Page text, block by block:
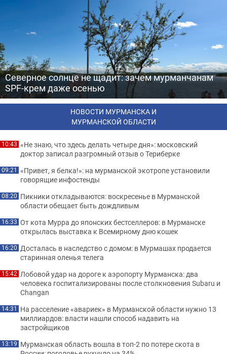
Северное солнце не щадит: зачем мурманчанам
SPF-крем даже осенью
НОВОСТИ МУРМАНСКА И
МУРМАНСКОЙ ОБЛАСТИ
10:43 «Не знаю, что здесь делать четыре дня»: московский
доктор записал разгромный отзыв о Териберке
09:21 «Привет, я белка!»: на мурманской экотропе установили
говорящие инфостенды
08:20 Пикники откладываются: воскресенье в Мурманской
области обещает быть дождливым
16:33 От кота Мурра до японских бестселлеров: в Мурманске
открылась выставка к Всемирному дню кошек
16:20 Досталась в наследство с домом: в Мурмашах продается
старинная оленья телега
15:42 Лобовой удар на дороге к аэропорту Мурманска: два
человека госпитализированы после столкновения Subaru и
Changan
14:31 На расселение «авариек» в Мурманской области нужно 13
миллиардов: власти нашли способ надавить на
застройщиков
13:19 Мурманская область вошла в топ-2 по потере скота в